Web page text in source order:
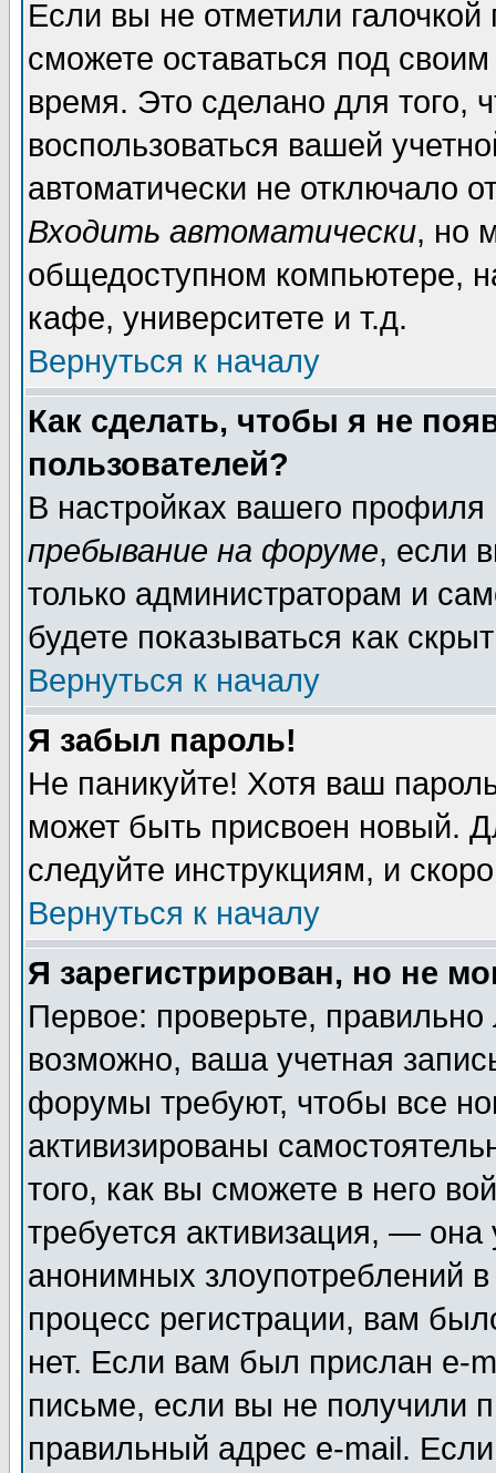
Если вы не отметили галочкой
сможете оставаться под
время. Это сделано для того,
воспользоваться вашей
автоматически не отключало
Входить автоматически, но
общедоступном компьютере,
кафе, университете и т.д.
Вернуться к началу
Как сделать, чтобы я не
пользователей?
В настройках вашего
пребывание на форуме, если
только администраторам и
будете показываться как
Вернуться к началу
Я забыл пароль!
Не паникуйте! Хотя ваш
может быть присвоен новый.
следуйте инструкциям, и
Вернуться к началу
Я зарегистрирован, но не
Первое: проверьте,
возможно, ваша учетная
форумы требуют, чтобы все
активизированы
того, как вы сможете в него
требуется активизация, —
анонимных злоупотреблений
процесс регистрации, вам
нет. Если вам был прислан e-
письме, если вы не получили
правильный адрес e-mail.